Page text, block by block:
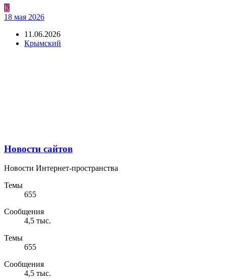
К
18 мая 2026
11.06.2026
Крымский
Новости сайтов
Новости Интернет-пространства
Темы
655
Сообщения
4,5 тыс.
Темы
655
Сообщения
4,5 тыс.